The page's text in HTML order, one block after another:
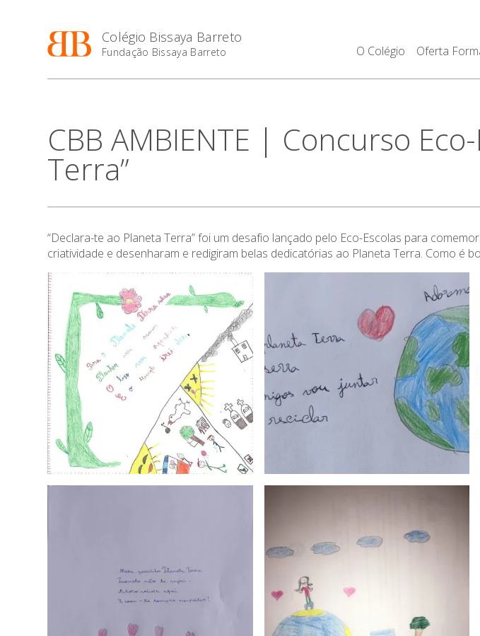
Colégio Bissaya Barreto
Fundação Bissaya Barreto O Colégio Oferta
CBB AMBIENTE | Concurso
Terra”
“Declara-te ao Planeta Terra” foi um desafio lançado pelo Eco-Escolas para
criatividade e desenharam e redigiram belas dedicatórias ao Planeta Terra. Como é